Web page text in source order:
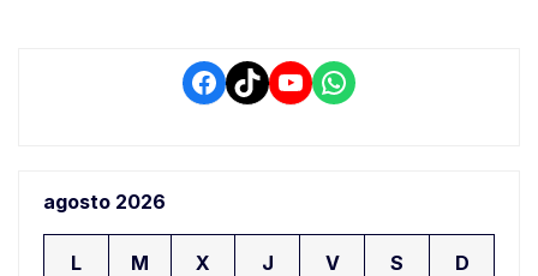
Facebook
TikTokYouTube
WhatsApp
agosto 2026
L M X J V S D